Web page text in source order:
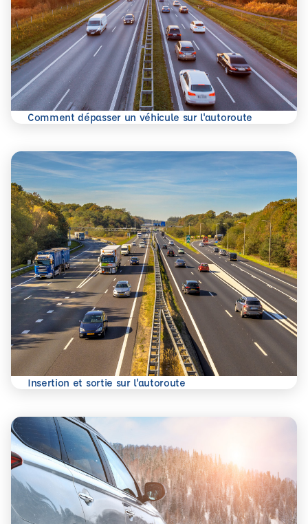
Comment dépasser un véhicule sur l'autoroute
En savoir plus
Insertion et sortie sur l'autoroute
En savoir plus